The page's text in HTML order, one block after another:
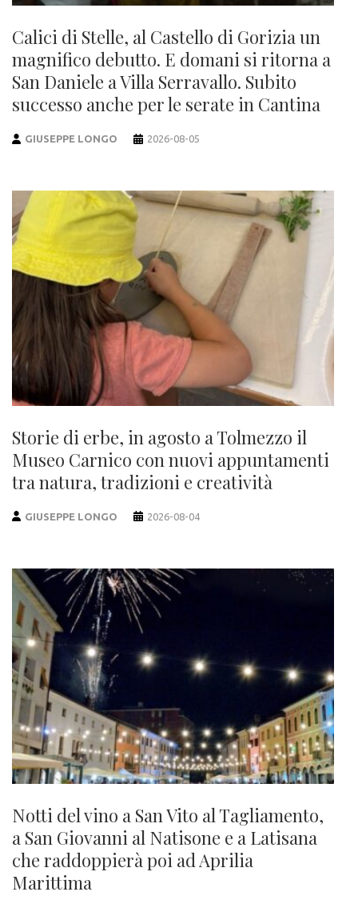
Calici di Stelle, al Castello di Gorizia un
magnifico debutto. E domani si ritorna a
San Daniele a Villa Serravallo. Subito
successo anche per le serate in Cantina
GIUSEPPE LONGO 2026-08-05
Storie di erbe, in agosto a Tolmezzo il
Museo Carnico con nuovi appuntamenti
tra natura, tradizioni e creatività
GIUSEPPE LONGO 2026-08-04
Notti del vino a San Vito al Tagliamento,
a San Giovanni al Natisone e a Latisana
che raddoppierà poi ad Aprilia
Marittima